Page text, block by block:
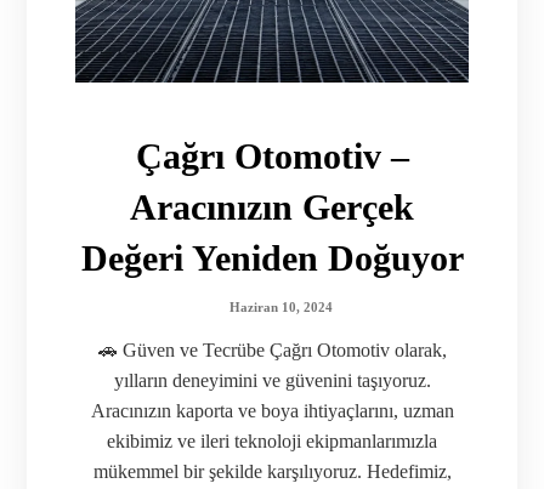
Çağrı Otomotiv –
Aracınızın Gerçek
Değeri Yeniden Doğuyor
Haziran 10, 2024
🚗 Güven ve Tecrübe Çağrı Otomotiv olarak,
yılların deneyimini ve güvenini taşıyoruz.
Aracınızın kaporta ve boya ihtiyaçlarını, uzman
ekibimiz ve ileri teknoloji ekipmanlarımızla
mükemmel bir şekilde karşılıyoruz. Hedefimiz,